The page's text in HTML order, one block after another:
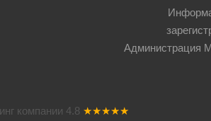
Администрация
компании 4.8 ★★★★★